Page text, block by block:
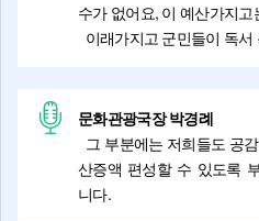
수가 없어요, 이 예산가지고
이래가지고 군민들이 독
문화관광국장 박경례
그 부분에는 저희들도 공
산증액 편성할 수 있도록
니다.